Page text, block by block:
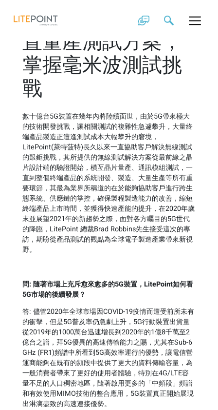
contentLitePoint衝刺5G裝
置量產測試方案，
掌握毫米波測試挑
戰
數十億台5G裝置在幾年內將陸續面世，由於5G帶來極大
的技術開發挑戰，讓相關測試的複雜性急遽攀升，大量終
端產品製造正遭逢測試成本大幅攀升的窘境，
LitePoint(萊特菠特)長久以來一直協助客戶解決無線測試
的艱鉅挑戰，其所提供的無線測試解決方案從最前緣之晶
片設計端的驗證開始，橫亙晶片量產、通訊模組測試，一
直到整個終端產品的系統開發、製造、大量生產等所有重
要環節，其最為業界所稱道的在於能夠協助客戶進行跨生
態系統、供應鏈的掌控，確保製程製造能力的改善，縮短
終端產品上市時間，並獲得快速產能的提升，在2020年歲
末並展望2021年的新趨勢之際，面對各方矚目的5G世代
的降臨，LitePoint 總裁Brad Robbins先生接受這次的專
訪，期盼從產品測試的觀點為全球電子製造產業帶來新視
野。
問:隨著市場上充斥愈來愈多的5G裝置，LitePoint如何看
5G市場的後續發展？
答: 儘管2020年全球市場因COVID-19疫情而遭受前所未有
的衝擊，但是5G普及率仍急劇上升，5G行動裝置出貨量
從2019年的1000萬台迅速增長到2020年的1億8千萬至2
億台之譜，拜5G優異的高速傳輸能力之賜，尤其在Sub-6
GHz (FR1)頻譜中所看到5G高效率運行的優勢，讓電信營
運商能夠在既有的頻段中提供了更大的資料傳輸容量，為
一般消費者帶來了更好的使用者體驗，特別在4G/LTE容
量不足的人口稠密地區，隨著啟用更多的「中頻段」頻譜
和有效使用MIMO技術的整合應用，5G裝置真正開始展現
出淋漓盡致的高速連接優勢。